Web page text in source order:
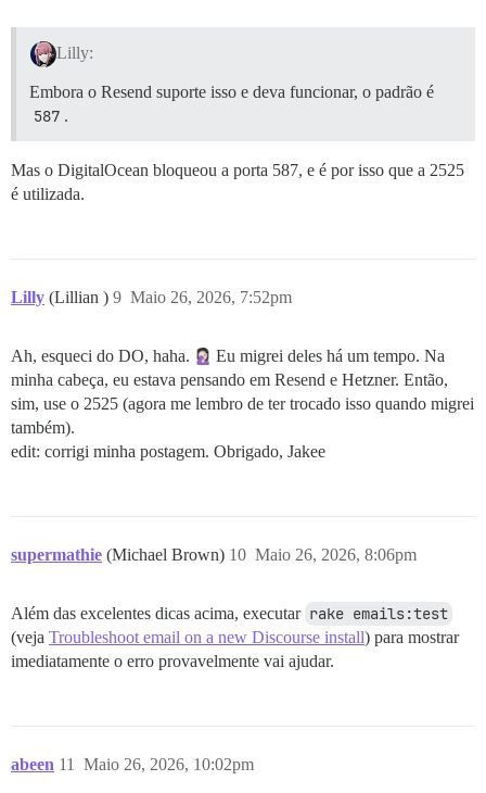
Lilly:
Embora o Resend suporte isso e deva funcionar, o padrão é
587 .
Mas o DigitalOcean bloqueou a porta 587, e é por isso que a 2525
é utilizada.
Lilly (Lillian ) Maio 26, 2026, 7:52pm
9
Ah, esqueci do DO, haha.
Eu migrei deles há um tempo. Na
minha cabeça, eu estava pensando em Resend e Hetzner. Então,
sim, use o 2525 (agora me lembro de ter trocado isso quando migrei
também).
edit: corrigi minha postagem. Obrigado, Jakee
supermathie (Michael Brown) Maio 26, 2026, 8:06pm
10
Além das excelentes dicas acima, executar rake emails:test
(veja Troubleshoot email on a new Discourse install) para mostrar
imediatamente o erro provavelmente vai ajudar.
abeen Maio 26, 2026, 10:02pm
11